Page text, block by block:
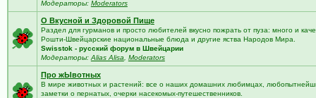
Модераторы: Moderators
О Вкусной и Здоровой Пище
Раздел для гурманов и просто любителей вкусно пожрать от пуза: много и
Рошти-Швейцарские национальные блюда и другие яства Народов Мира.
Swisstok - русский форум в Швейцарии
Модераторы: Alias Alisa Moderators
Про жЫвотных
В мире животных и растений: все о наших домашних любимцах,
заметки о пернатых, очерки насекомых-путешественников.